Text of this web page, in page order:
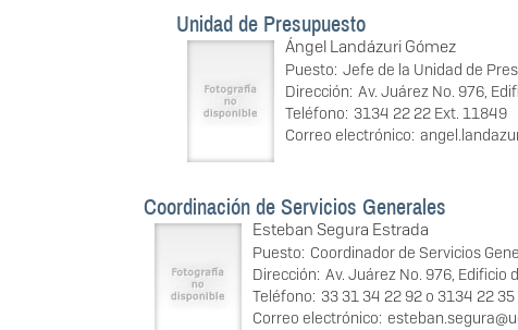
Unidad de Presupuesto
Ángel Landázuri Gómez
Puesto: Jefe de la Unidad de
Dirección: Av. Juárez No. 976,
Teléfono: 3134 22 22 Ext. 11849
Correo electrónico:
Coordinación de Servicios Generales
Esteban Segura Estrada
Puesto: Coordinador de Servicios
Dirección: Av. Juárez No. 976, Edificio
Teléfono: 33 31 34 22 92 o 3134 22
Correo electrónico: